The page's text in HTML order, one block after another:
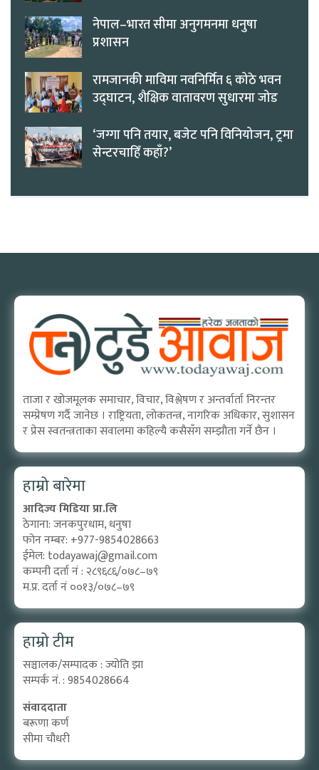
नेपाल–भारत सीमा अनुगमनमा धनुषा
प्रशासन
रामजानकी माविमा नवनिर्मित ६ कोठे भवन
उद्घाटन, शैक्षिक वातावरण सुधारमा जोड
‘जग्गा पनि तयार, बजेट पनि विनियोजन, ट्रमा
सेन्टरचाहिँ कहाँ?’
ताजा र खोजमूलक समाचार, विचार, विश्लेषण र अन्तर्वार्ता निरन्तर
सम्प्रेषण गर्दै जानेछ । राष्ट्रियता, लोकतन्त्र, नागरिक अधिकार, सुशासन
र प्रेस स्वतन्त्रताका सवालमा कहिल्यै कसैसँग सम्झौता गर्ने छैन ।
हाम्रो बारेमा
आदिज्य मिडिया प्रा.लि
ठेगाना: जनकपुरधाम, धनुषा
फोन नम्बर: +977-9854028663
ईमेल: todayawaj@gmail.com
कम्पनी दर्ता नं : २८९६८६/०७८–७९
म.प्र. दर्ता नं ००१३/०७८–७९
हाम्रो टीम
सञ्चालक/सम्पादक : ज्योति झा
सम्पर्क नं. : 9854028664
संवाददाता
बरूणा कर्ण
सीमा चौधरी